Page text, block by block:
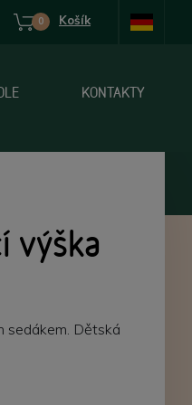
Košík
0
KONTAKTY
výška
sedákem. Dětská